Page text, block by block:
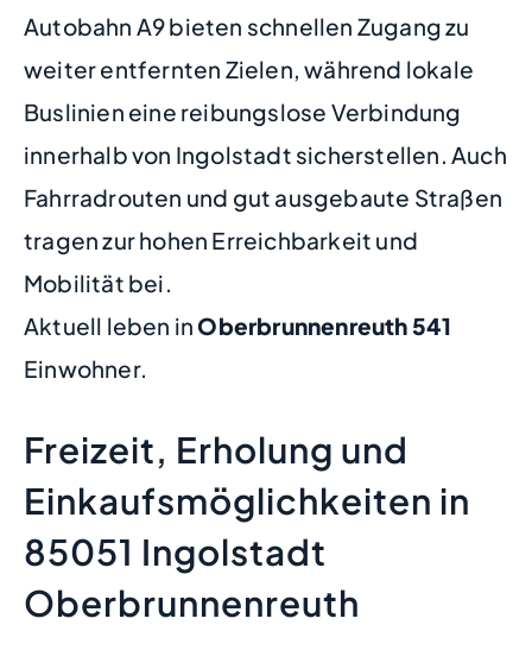
Autobahn A9 bieten schnellen Zugang zu
weiter entfernten Zielen, während lokale
Buslinien eine reibungslose Verbindung
innerhalb von Ingolstadt sicherstellen. Auch
Fahrradrouten und gut ausgebaute Straßen
tragen zur hohen Erreichbarkeit und
Mobilität bei.
Aktuell leben inOberbrunnenreuth541
Einwohner.
Freizeit, Erholung und
Einkaufsmöglichkeiten in
85051 Ingolstadt
Oberbrunnenreuth